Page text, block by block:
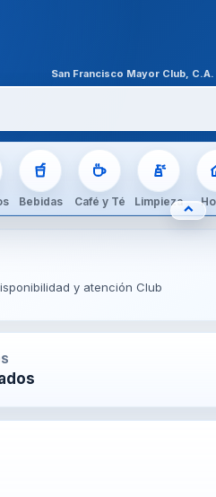
San Francisco Mayor Club, C.A.
Bebidas Café y Té Limpieza⌃
y atención Club
S